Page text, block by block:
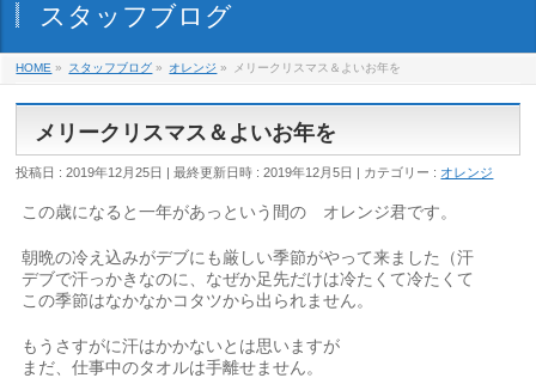
スタッフブログ
HOME » スタッフブログ » オレンジ » メリークリスマス＆よいお年を
メリークリスマス＆よいお年を
投稿日 : 2019年12月25日 最終更新日時 : 2019年12月5日 カテゴリー : オレンジ
この歳になると一年があっという間の オレンジ君です。
朝晩の冷え込みがデブにも厳しい季節がやって来ました（汗
デブで汗っかきなのに、なぜか足先だけは冷たくて冷たくて
この季節はなかなかコタツから出られません。
もうさすがに汗はかかないとは思いますが
まだ、仕事中のタオルは手離せません。